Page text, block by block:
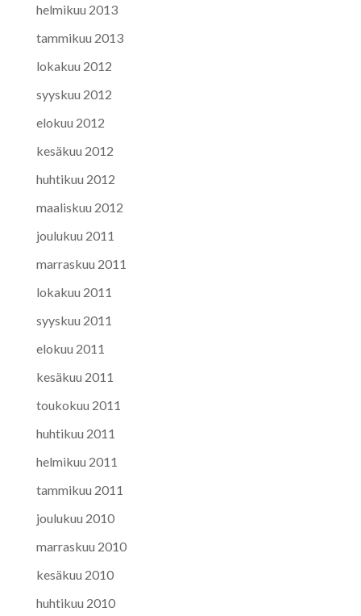
helmikuu 2013
tammikuu 2013
lokakuu 2012
syyskuu 2012
elokuu 2012
kesäkuu 2012
huhtikuu 2012
maaliskuu 2012
joulukuu 2011
marraskuu 2011
lokakuu 2011
syyskuu 2011
elokuu 2011
kesäkuu 2011
toukokuu 2011
huhtikuu 2011
helmikuu 2011
tammikuu 2011
joulukuu 2010
marraskuu 2010
kesäkuu 2010
huhtikuu 2010